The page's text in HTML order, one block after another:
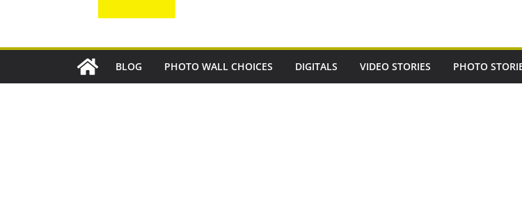
BLOG PHOTO WALL CHOICES DIGITALS VIDEO STORIES PHOTO